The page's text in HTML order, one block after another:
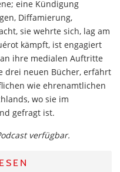
eine Kündigung
Diffamierung,
sie wehrte sich, lag am
kämpft, ist engagiert
ihre medialen Auftritte
drei neuen Bücher, erfährt
wie ehrenamtlichen
wo sie im
gefragt ist.
verfügbar.